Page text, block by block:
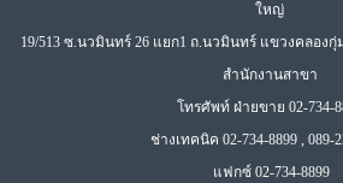
ใหญ่
19/513 ซ.นวมินทร์ 26 แยก1 ถ.นวมินทร์ แขวงคลองกุ่
สำนักงานสาขา
โทรศัพท์ ฝ่ายขาย 02-734-
ช่างเทคนิค 02-734-8899 , 089-
แฟกซ์ 02-734-8899